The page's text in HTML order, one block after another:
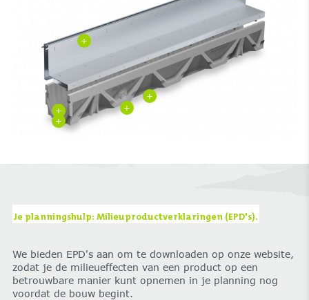
+
+
+
+
+
Je planningshulp: Milieuproductverklaringen (EPD's).
We bieden EPD's aan om te downloaden op onze website,
zodat je de milieueffecten van een product op een
betrouwbare manier kunt opnemen in je planning nog
voordat de bouw begint.